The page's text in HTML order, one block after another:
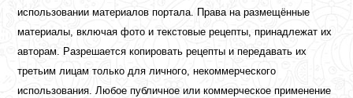
использовании материалов портала. Права на размещённые
материалы, включая фото и текстовые рецепты, принадлежат их
авторам. Разрешается копировать рецепты и передавать их
третьим лицам только для личного, некоммерческого
использования. Любое публичное или коммерческое применение